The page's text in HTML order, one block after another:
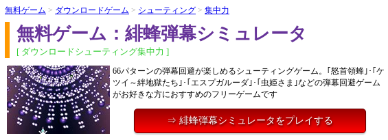
無料ゲーム > ダウンロードゲーム > シューティング > 集中力
無料ゲーム：緋蜂弾幕シミュレータ
[ ダウンロードシューティング集中力 ]
66パターンの弾幕回避が楽しめるシューティングゲーム。｢怒首領蜂｣･｢ケ
ツイ～絆地獄たち｣･｢エスプガルーダ｣･｢虫姫さま｣などの弾幕回避ゲーム
がお好きな方におすすめのフリーゲームです
⇒ 緋蜂弾幕シミュレータをプレイする